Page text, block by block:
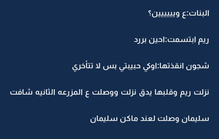
البنات:ع ويييييين؟
ريم ابتسمت:احين بررد
شجون انقذتها:اوكي حبيبتي بس لا تتأخري
نزلت ريم وقلبها يدق نزلت ووصلت ع المزرعه الثانيه شافت
سليمان وصلت لعند ماكن سليمان